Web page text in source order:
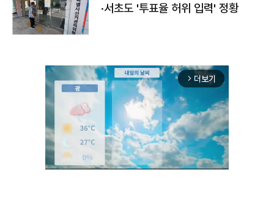
·서초도 '투표율 허위 입력' 정황
arrow_forward_ios 더보기